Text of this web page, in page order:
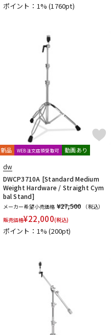
ポイント：1%(1760pt)
新品 WEB注文店頭受取可 動画あり
dw
DWCP3710A [Standard Medium
Weight Hardware / Straight Cym
bal Stand]
メーカー希望小売価格 ¥27,500
（税込）
販売価格¥22,000(税込)
ポイント：1%(200pt)